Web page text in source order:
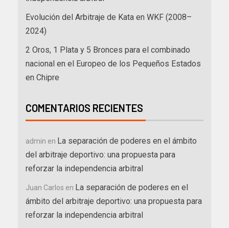
Evolución del Arbitraje de Kata en WKF (2008–
2024)
2 Oros, 1 Plata y 5 Bronces para el combinado
nacional en el Europeo de los Pequeños Estados
en Chipre
COMENTARIOS RECIENTES
admin en La separación de poderes en el ámbito
del arbitraje deportivo: una propuesta para
reforzar la independencia arbitral
Juan Carlos en La separación de poderes en el
ámbito del arbitraje deportivo: una propuesta para
reforzar la independencia arbitral